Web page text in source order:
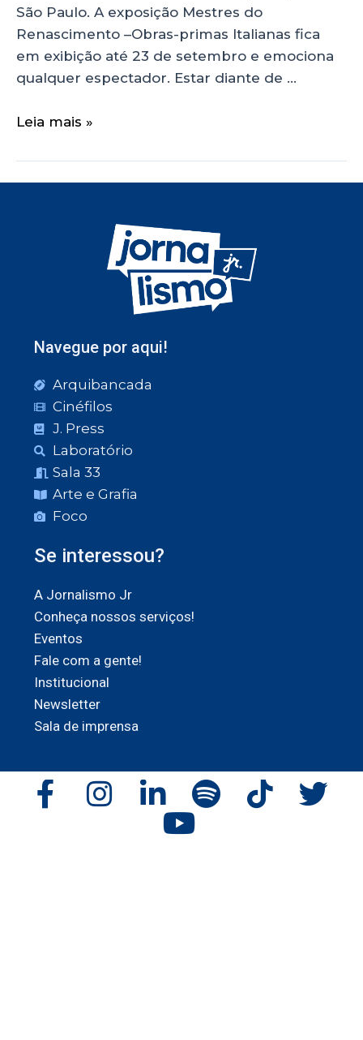
São Paulo. A exposição Mestres do
Renascimento –Obras-primas Italianas fica
em exibição até 23 de setembro e emociona
qualquer espectador. Estar diante de …
Leia mais »
Navegue por aqui!
Arquibancada
Cinéfilos
J. Press
Laboratório
Sala 33
Arte e Grafia
Foco
Se interessou?
A Jornalismo Jr
Conheça nossos serviços!
Eventos
Fale com a gente!
Institucional
Newsletter
Sala de imprensa